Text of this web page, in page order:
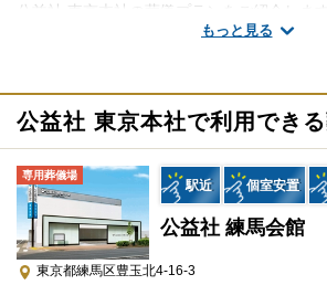
もっと見る
公益社 東京本社の葬儀プランをご紹介します
点で、一般公開されている情報を参照し編
火葬式（110,000円〜）（税込）
プランに含まれる設備・サービス
施行
車両
公益社 東京本社で利用でき
専用葬儀場
駅近 個室安置
公益社 練馬会館
東京都練馬区豊玉北4-16-3